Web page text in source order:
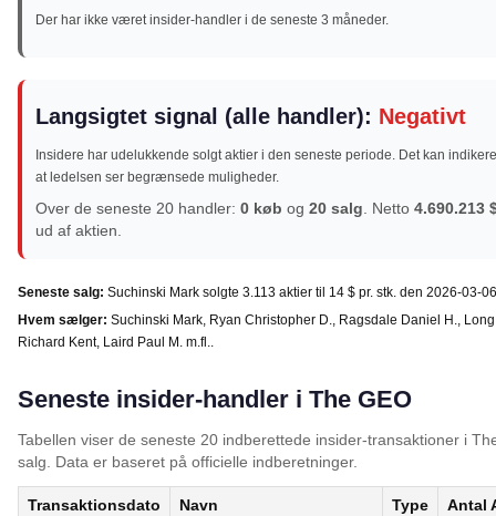
Der har ikke været insider-handler i de seneste 3 måneder.
Langsigtet signal (alle handler): Negativt
Insidere har udelukkende solgt aktier i den seneste periode. Det kan
at ledelsen ser begrænsede muligheder.
Over de seneste 20 handler: 0 køb og 20 salg. Netto 4.690.213
ud af aktien.
Seneste salg: Suchinski Mark solgte 3.113 aktier til 14 $ pr. stk. den 2026-03-
Hvem sælger: Suchinski Mark, Ryan Christopher D., Ragsdale Daniel H., Long
Richard Kent, Laird Paul M. m.fl..
Seneste insider-handler i The GEO
Tabellen viser de seneste 20 indberettede insider-transaktioner i
salg. Data er baseret på officielle indberetninger.
Transaktionsdato Navn Type Antal